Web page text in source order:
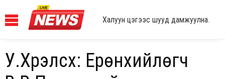
Халуун цэгээс шууд дамжуулна.
У.Хүрэлсүх: Ерөнхийлөгч